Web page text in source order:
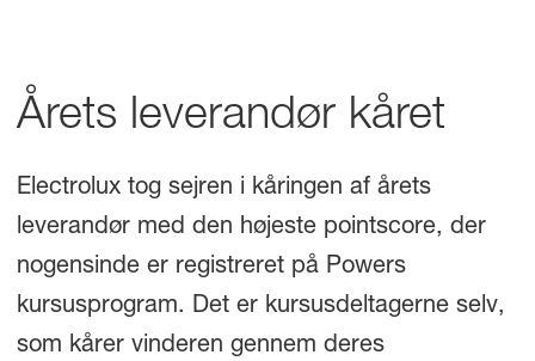
Årets leverandør kåret
Electrolux tog sejren i kåringen af årets
leverandør med den højeste pointscore, der
nogensinde er registreret på Powers
kursusprogram. Det er kursusdeltagerne selv,
som kårer vinderen gennem deres